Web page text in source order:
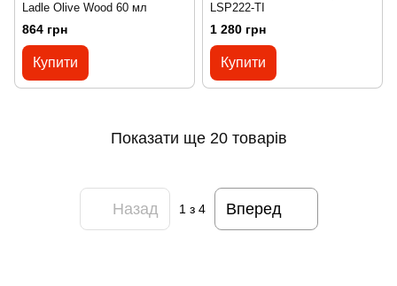
Ladle Olive Wood 60 мл
864 грн
Купити
LSP222-TI
1 280 грн
Купити
Показати ще 20 товарів
Назад 1з 4 Вперед